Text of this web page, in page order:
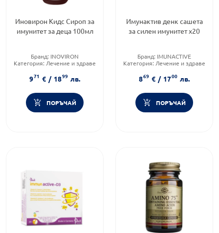
Иновирон Кидс Сироп за
имунитет за деца 100мл
Бранд: INOVIRON
Категория: Лечение и здраве
971 € / 1899 лв.
ПОРЪЧАЙ
Имунактив денк сашета
за силен имунитет х20
Бранд: IMUNACTIVE
Категория: Лечение и здраве
869 € / 1700 лв.
ПОРЪЧАЙ